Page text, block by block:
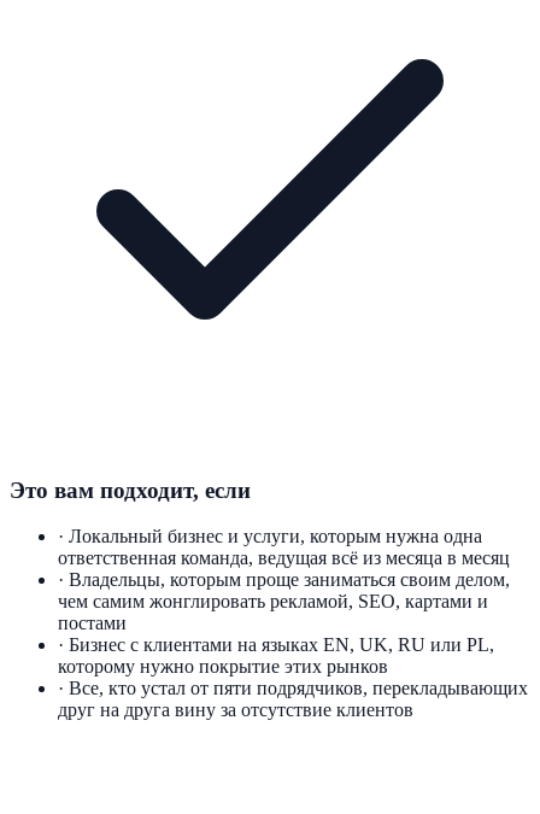
Это вам подходит, если
· Локальный бизнес и услуги, которым нужна одна
ответственная команда, ведущая всё из месяца в месяц
· Владельцы, которым проще заниматься своим делом,
чем самим жонглировать рекламой, SEO, картами и
постами
· Бизнес с клиентами на языках EN, UK, RU или PL,
которому нужно покрытие этих рынков
· Все, кто устал от пяти подрядчиков, перекладывающих
друг на друга вину за отсутствие клиентов